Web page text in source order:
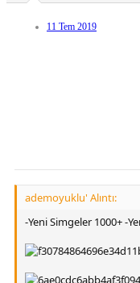
11 Tem 2019
ademoyuklu' Alıntı:
-Yeni Simgeler 1000+ -